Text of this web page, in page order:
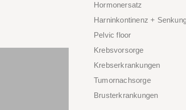
Hormonersatz
Harninkontinenz +
Pelvic floor
Krebsvorsorge
Krebserkrankungen
Tumornachsorge
Brusterkrankungen